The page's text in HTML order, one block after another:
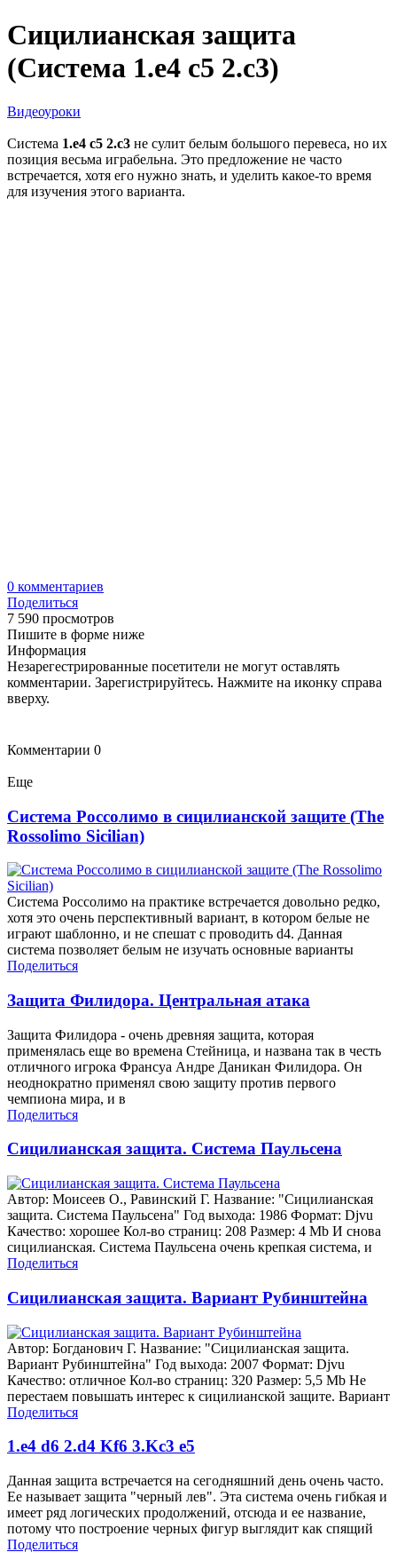
Сицилианская защита
(Система 1.e4 c5 2.c3)
Видеоуроки
Система 1.e4 c5 2.c3 не сулит белым большого перевеса, но их
позиция весьма играбельна. Это предложение не часто
встречается, хотя его нужно знать, и уделить какое-то время
для изучения этого варианта.
0 комментариев
Поделиться
7 590 просмотров
Пишите в форме ниже
Информация
Незарегестрированные посетители не могут оставлять
комментарии. Зарегистрируйтесь. Нажмите на иконку справа
вверху.
Комментарии 0
Еще
Система Россолимо в сицилианской защите (The
Rossolimo Sicilian)
Система Россолимо на практике встречается довольно редко,
хотя это очень перспективный вариант, в котором белые не
играют шаблонно, и не спешат с проводить d4. Данная
система позволяет белым не изучать основные варианты
Поделиться
Защита Филидора. Центральная атака
Защита Филидора - очень древняя защита, которая
применялась еще во времена Стейница, и названа так в честь
отличного игрока Франсуа Андре Даникан Филидора. Он
неоднократно применял свою защиту против первого
чемпиона мира, и в
Поделиться
Сицилианская защита. Система Паульсена
Автор: Моисеев О., Равинский Г. Название: "Сицилианская
защита. Система Паульсена" Год выхода: 1986 Формат: Djvu
Качество: хорошее Кол-во страниц: 208 Размер: 4 Mb И снова
сицилианская. Система Паульсена очень крепкая система, и
Поделиться
Сицилианская защита. Вариант Рубинштейна
Автор: Богданович Г. Название: "Сицилианская защита.
Вариант Рубинштейна" Год выхода: 2007 Формат: Djvu
Качество: отличное Кол-во страниц: 320 Размер: 5,5 Mb Не
перестаем повышать интерес к сицилианской защите. Вариант
Поделиться
1.e4 d6 2.d4 Kf6 3.Kc3 e5
Данная защита встречается на сегодняшний день очень часто.
Ее называет защита "черный лев". Эта система очень гибкая и
имеет ряд логических продолжений, отсюда и ее название,
потому что построение черных фигур выглядит как спящий
Поделиться